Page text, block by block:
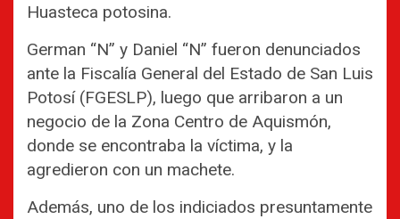
Huasteca potosina.
German “N” y Daniel “N” fueron denunciados
ante la Fiscalía General del Estado de San Luis
Potosí (FGESLP), luego que arribaron a un
negocio de la Zona Centro de Aquismón,
donde se encontraba la víctima, y la
agredieron con un machete.
Además, uno de los indiciados presuntamente